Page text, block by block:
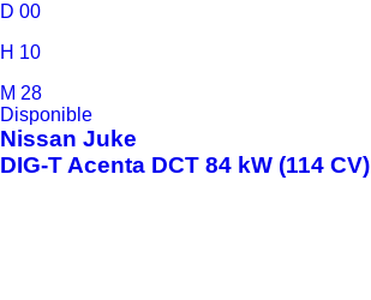
D 00
H 10
M 28
Disponible
Nissan Juke
DIG-T Acenta DCT 84 kW (114 CV)